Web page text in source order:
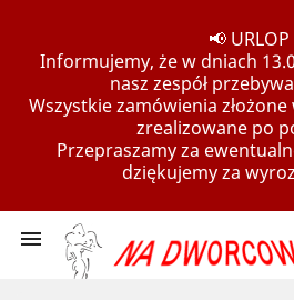
📢 URLOP
Informujemy, że w dniach
nasz zespół
Wszystkie zamówienia
zrealizowane po
Przepraszamy za
dziękujemy za
